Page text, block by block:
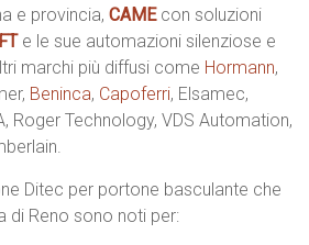
e provincia,CAME con soluzioni
e le sue automazioni silenziose e
marchi più diffusi come Hormann,
Beninca, Capoferri, Elsamec,
Roger Technology, VDS Automation,
Ditec per portone basculante che
di Reno sono noti per: